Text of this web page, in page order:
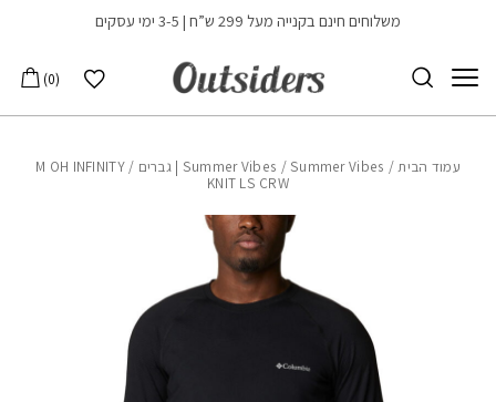
Skip to Contentמשלוחים חינם בקנייה מעל 299 ש”ח | 3-5 ימי עסקים
הרשימה שלי
0
עמוד הבית/
Summer Vibes /Summer Vibes | גברים
/ M OH INFINITY
KNIT LS CRW